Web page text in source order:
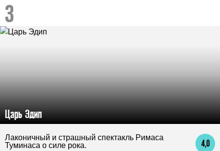
Царь Эдип
4,0
Лаконичный и страшный спектакль Римаса
Туминаса о силе рока.